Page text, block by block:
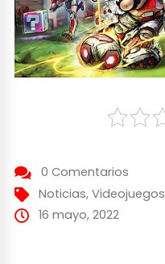
0 Comentarios
Noticias, Videojuegos
16 mayo, 2022